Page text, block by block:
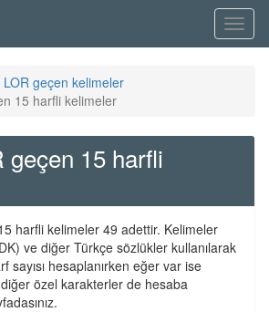
Menü
LOR geçen kelimeler
15 harfli kelimeler
geçen 15 harfli
harfli kelimeler 49 adettir. Kelimeler
ve diğer Türkçe sözlükler kullanılarak
sayısı hesaplanırken eğer var ise
özel karakterler de hesaba